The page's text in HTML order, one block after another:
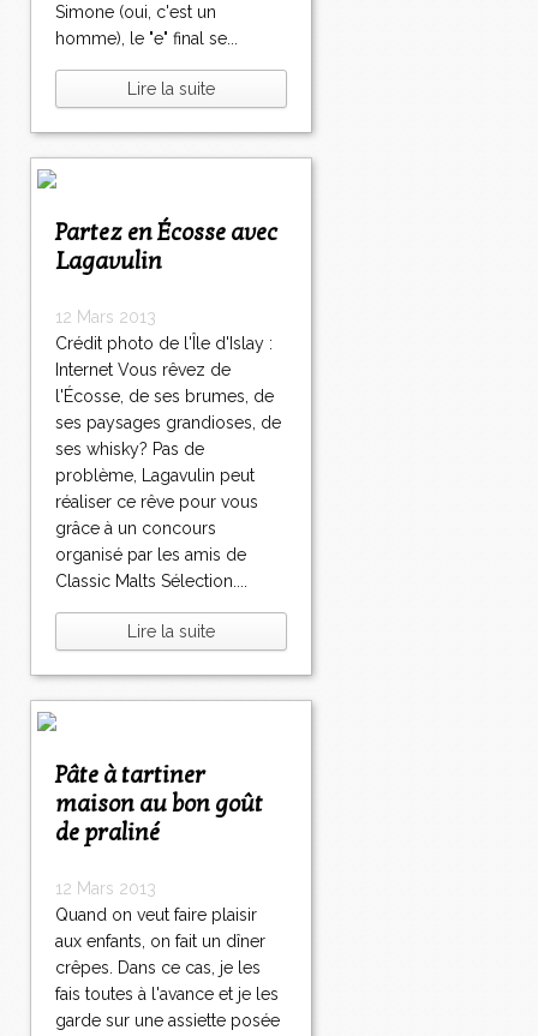
Simone (oui, c'est un
homme), le "e" final se...
Lire la suite
Partez en Écosse avec
Lagavulin
12 Mars 2013
Crédit photo de l'Île d'Islay :
Internet Vous rêvez de
l'Écosse, de ses brumes, de
ses paysages grandioses, de
ses whisky? Pas de
problème, Lagavulin peut
réaliser ce rêve pour vous
grâce à un concours
organisé par les amis de
Classic Malts Sélection....
Lire la suite
Pâte à tartiner
maison au bon goût
de praliné
12 Mars 2013
Quand on veut faire plaisir
aux enfants, on fait un dîner
crêpes. Dans ce cas, je les
fais toutes à l'avance et je les
garde sur une assiette posée